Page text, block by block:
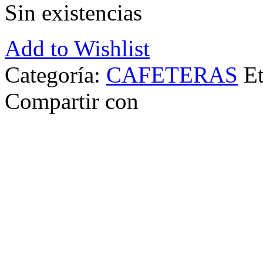
Sin existencias
Add to Wishlist
Categoría: CAFETERAS
Compartir con